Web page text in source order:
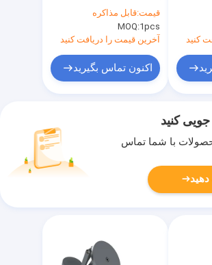
دستگاه های فعال Qi
قیمت:قابل مذاکره
MOQ:1pcs
آخرین قیمت را دریافت کنید
اکنون تماس بگیرید
کنید
کنید
با شما تماس
دهید